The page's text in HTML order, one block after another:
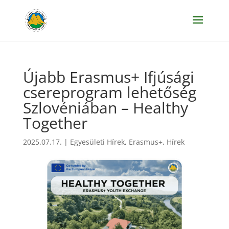
Újabb Erasmus+ Ifjúsági
csereprogram lehetőség
Szlovéniában – Healthy
Together
2025.07.17. | Egyesületi Hírek, Erasmus+, Hírek